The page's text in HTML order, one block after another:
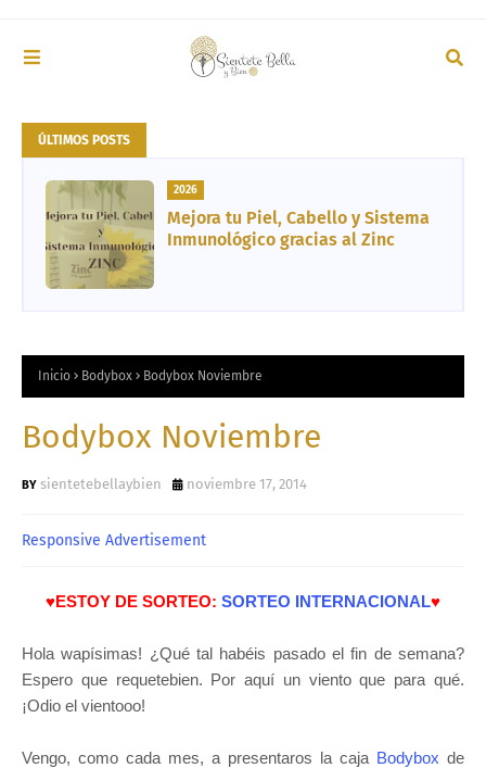
ÚLTIMOS POSTS
2026
Mejora tu Piel, Cabello y Sistema
Inmunológico gracias al Zinc
Inicio Bodybox Bodybox Noviembre
Bodybox Noviembre
sientetebellaybien noviembre 17, 2014
Responsive Advertisement
♥ESTOY DE SORTEO: SORTEO INTERNACIONAL♥
Hola wapísimas! ¿Qué tal habéis pasado el fin de semana?
Espero que requetebien. Por aquí un viento que para qué.
¡Odio el vientooo!
Vengo, como cada mes, a presentaros la caja Bodybox de